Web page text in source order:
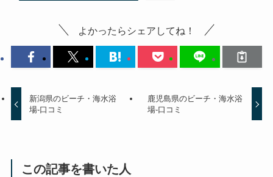
よかったらシェアしてね！
新潟県のビーチ・海水浴
場-口コミ
鹿児島県のビーチ・海水浴
場-口コミ
この記事を書いた人